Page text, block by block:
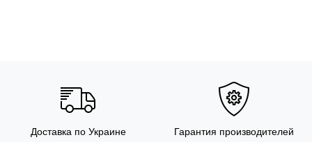
Доставка по Украине Гарантия производителей